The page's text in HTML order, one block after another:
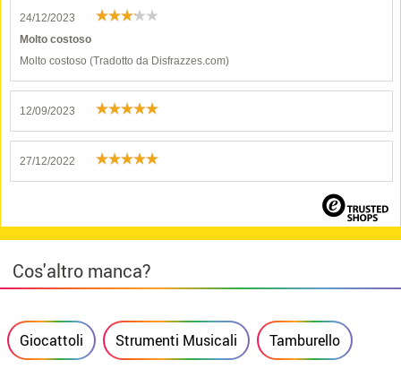
24/12/2023
Molto costoso
Molto costoso (Tradotto da Disfrazzes.com)
12/09/2023
27/12/2022
Cos'altro manca?
Giocattoli Strumenti Musicali Tamburello